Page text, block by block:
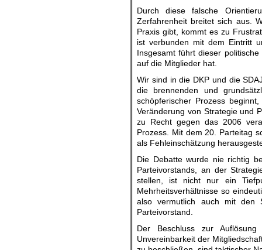
Durch diese falsche
Zerfahrenheit breitet sich aus.
Praxis gibt, kommt es zu
ist verbunden mit dem Eintritt
Insgesamt führt dieser
auf die Mitglieder hat.
Wir sind in die DKP und die
die brennenden und
schöpferischer Prozess
Veränderung von Strategie und
zu Recht gegen das 2006
Prozess. Mit dem 20. Parteitag
als Fehleinschätzung
Die Debatte wurde nie richtig
Parteivorstands, an der
stellen, ist nicht nur ein
Mehrheitsverhältnisse so
also vermutlich auch mit den
Parteivorstand.
Der Beschluss zur
Unvereinbarkeit der